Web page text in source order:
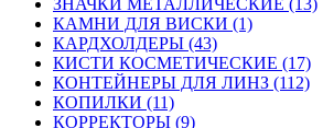
КАМНИ ДЛЯ ВИСКИ (1)
КАРДХОЛДЕРЫ (43)
КИСТИ КОСМЕТИЧЕСКИЕ (17)
КОНТЕЙНЕРЫ ДЛЯ ЛИНЗ (112)
КОПИЛКИ (11)
КОРРЕКТОРЫ (9)